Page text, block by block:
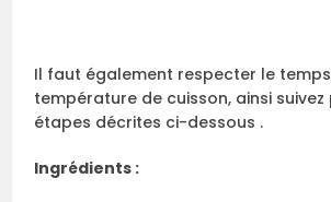
Il faut également respecter le
température de cuisson, ainsi
étapes décrites ci-dessous .
Ingrédients :